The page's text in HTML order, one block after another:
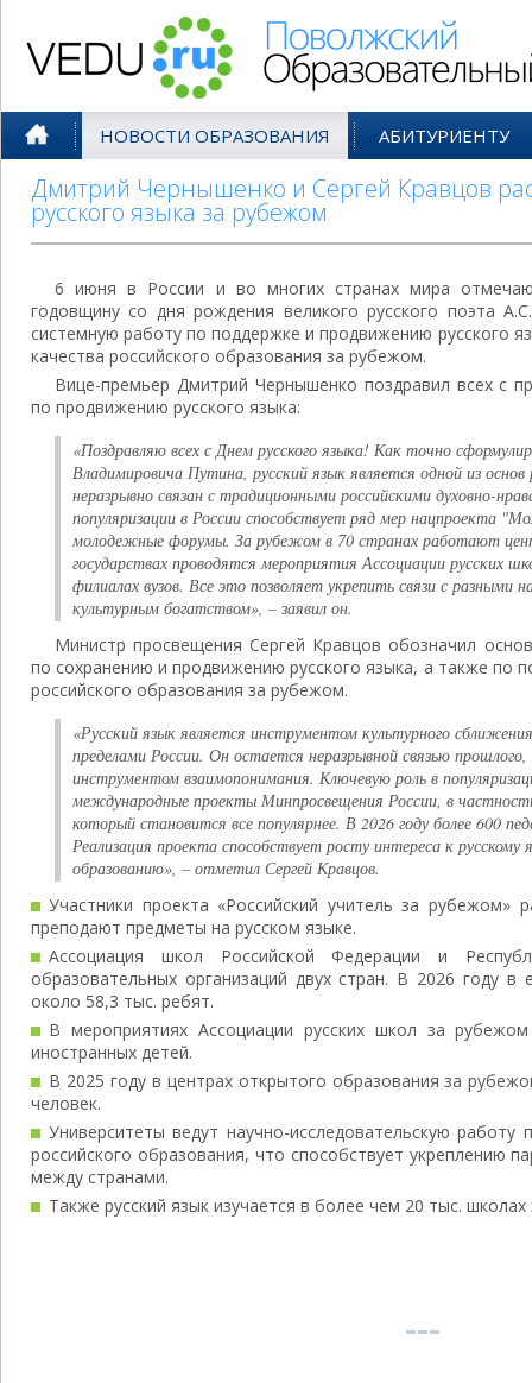
НОВОСТИ ОБРАЗОВАНИЯ АБИТУРИЕНТУ
Дмитрий Чернышенко и Сергей Кравцов
русского языка за рубежом
6 июня в России и во многих странах мира
годовщину со дня рождения великого русского поэта
системную работу по поддержке и продвижению русского
качества российского образования за рубежом.
Вице-премьер Дмитрий Чернышенко поздравил всех с
по продвижению русского языка:
«Поздравляю всех с Днем русского языка! Как точно
Владимировича Путина, русский язык является одной из основ
неразрывно связан с традиционными российскими духовно-
популяризации в России способствует ряд мер нацпроекта
молодежные форумы. За рубежом в 70 странах работают
государствах проводятся мероприятия Ассоциации русских
филиалах вузов. Все это позволяет укрепить связи с разными
культурным богатством», – заявил он.
Министр просвещения Сергей Кравцов обозначил
по сохранению и продвижению русского языка, а также по
российского образования за рубежом.
«Русский язык является инструментом культурного
пределами России. Он остается неразрывной связью
инструментом взаимопонимания. Ключевую роль в
международные проекты Минпросвещения России, в
который становится все популярнее. В 2026 году более 600
Реализация проекта способствует росту интереса к русскому
образованию», – отметил Сергей Кравцов.
Участники проекта «Российский учитель за
преподают предметы на русском языке.
Ассоциация школ Российской Федерации и
образовательных организаций двух стран. В 2026 году в
около 58,3 тыс. ребят.
В мероприятиях Ассоциации русских школ за
иностранных детей.
В 2025 году в центрах открытого образования за
человек.
Университеты ведут научно-исследовательскую
российского образования, что способствует укреплению
между странами.
Также русский язык изучается в более чем 20 тыс.